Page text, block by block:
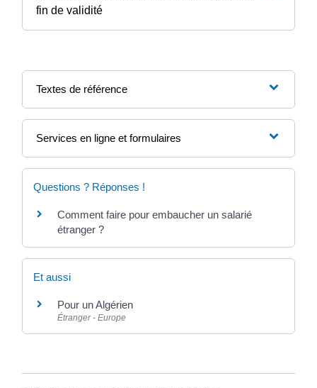
fin de validité
Textes de référence
Services en ligne et formulaires
Questions ? Réponses !
Comment faire pour embaucher un salarié
étranger ?
Et aussi
Pour un Algérien
Étranger - Europe